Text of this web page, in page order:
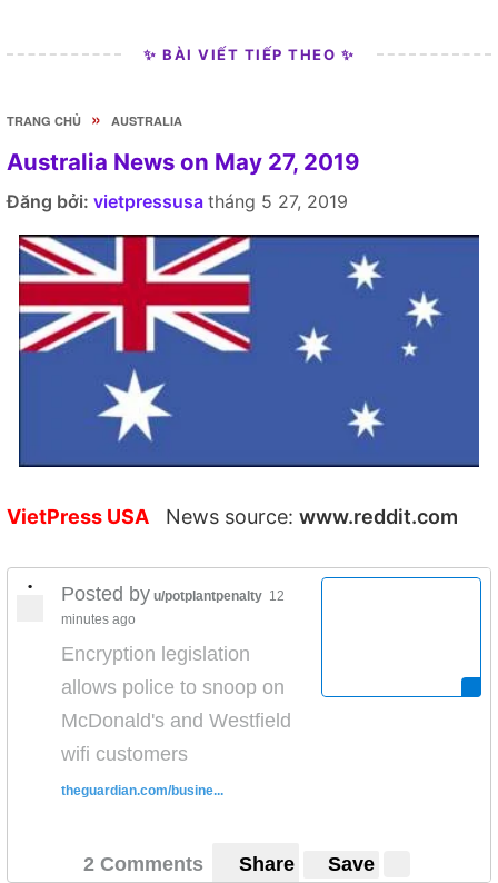
✨ BÀI VIẾT TIẾP THEO ✨
TRANG CHỦ » AUSTRALIA
Australia News on May 27, 2019
Đăng bởi: vietpressusa tháng 5 27, 2019
VietPress USA News source: www.reddit.com
• Posted by u/potplantpenalty 12
minutes ago
Encryption legislation
allows police to snoop on
McDonald's and Westfield
wifi customers
theguardian.com/busine...
2 Comments Share Save